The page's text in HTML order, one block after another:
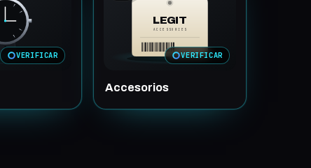
VERIFICAR
LEGIT
ACCESSORIES
VERIFICAR
Accesorios